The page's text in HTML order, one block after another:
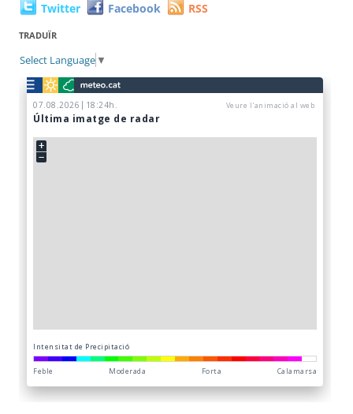
Twitter Facebook RSS
TRADUÏR
Select Language ▼